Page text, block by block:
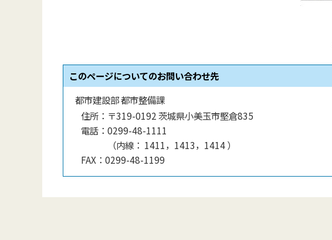
このページについてのお問い合わせ先
都市建設部 都市整備課
住所： 〒319-0192 茨城県小美玉市堅倉835
電話： 0299-48-1111
（内線 ： 1411，1413，1414）
FAX： 0299-48-1199